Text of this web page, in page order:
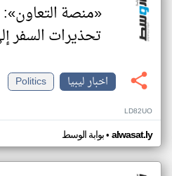
«منصة
تحذيرات السفر
اخبار ليبيا
Politics
LD82UO
بوابة الوسط• alwasat.ly